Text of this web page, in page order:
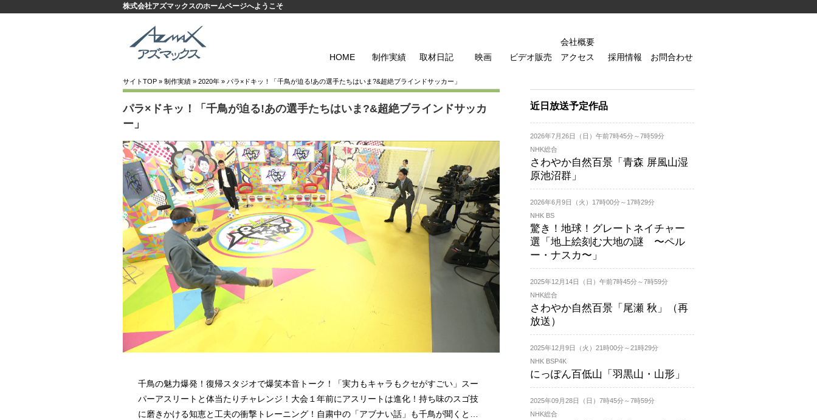
株式会社アズマックスのホームページへようこそ
HOME 制作実績 取材日記 映画 ビデオ販売
会社概要
アクセス
採用情報 お問合わせ
サイトTOP » 制作実績 » 2020年 » パラ×ドキッ！「千鳥が迫る!あの選手たちはいま?&超絶ブラインドサッカー」
パラ×ドキッ！「千鳥が迫る!あの選手たちはいま?&超絶ブラインドサッカ
ー」
千鳥の魅力爆発！復帰スタジオで爆笑本音トーク！「実力もキャラもクセがすごい」スー
パーアスリートと体当たりチャレンジ！大会１年前にアスリートは進化！持ち味のスゴ技
に磨きかける知恵と工夫の衝撃トレーニング！自粛中の「アブナい話」も千鳥が聞くと…
近日放送予定作品
2026年7月26日（日）午前7時45分～7時59分
NHK総合
さわやか自然百景「青森 屏風山湿
原池沼群」
2026年6月9日（火）17時00分～17時29分
NHK BS
驚き！地球！グレートネイチャー
選「地上絵刻む大地の謎 〜ペル
ー・ナスカ〜」
2025年12月14日（日）午前7時45分～7時59分
NHK総合
さわやか自然百景「尾瀬 秋」（再
放送）
2025年12月9日（火）21時00分～21時29分
NHK BSP4K
にっぽん百低山「羽黒山・山形」
2025年09月28日（日）7時45分～7時59分
NHK総合